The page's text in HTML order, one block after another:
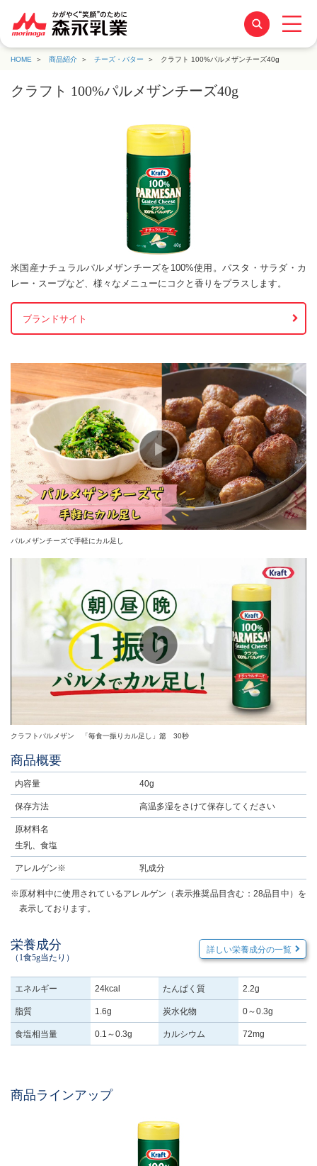
HOME 商品紹介 チーズ・バター クラフト 100%パルメザンチーズ40g
クラフト 100%パルメザンチーズ40g
米国産ナチュラルパルメザンチーズを100%使用。パスタ・サラダ・カ
レー・スープなど、様々なメニューにコクと香りをプラスします。
ブランドサイト
パルメザンチーズで手軽にカル足し
クラフトパルメザン 「毎食一振りカル足し」篇 30秒
商品概要
内容量 40g
保存方法 高温多湿をさけて保存してください
原材料名
生乳、食塩
アレルゲン※ 乳成分
※原材料中に使用されているアレルゲン（表示推奨品目含む：28品目中）を
表示しております。
栄養成分
（1食5g当たり）
詳しい栄養成分の一覧
エネルギー 24kcal たんぱく質 2.2g
脂質 1.6g 炭水化物 0～0.3g
食塩相当量 0.1～0.3g カルシウム 72mg
商品ラインアップ